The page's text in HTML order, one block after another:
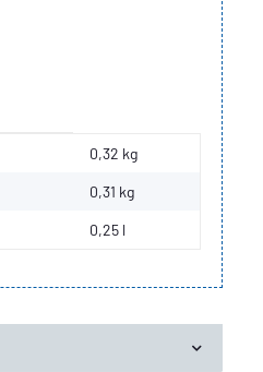
0,32 kg
0,31 kg
0,25 l